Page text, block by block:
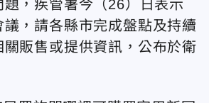
，疾管署今（26）日表示
，請各縣市完成盤點及持續
販售或提供資訊，公布於衛